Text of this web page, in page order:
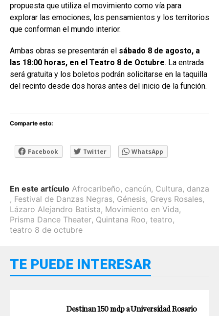
propuesta que utiliza el movimiento como vía para
explorar las emociones, los pensamientos y los territorios
que conforman el mundo interior.
Ambas obras se presentarán el sábado 8 de agosto, a
las 18:00 horas, en el Teatro 8 de Octubre. La entrada
será gratuita y los boletos podrán solicitarse en la taquilla
del recinto desde dos horas antes del inicio de la función.
Comparte esto:
Facebook Twitter WhatsApp
En este artículo Afrocaribeño, cancún, Cultura, danza
, Festival de Danzas Negras, Génesis, Greys Rosales,
Lázaro Alejandro Batista, Movimiento en Vida,
Prisma Dance Theater, Quintana Roo, teatro,
teatro 8 de octubre
TE PUEDE INTERESAR
Destinan 150 mdp a Universidad Rosario